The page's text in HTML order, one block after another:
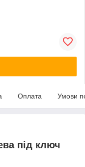
Оплата Умови
під ключ